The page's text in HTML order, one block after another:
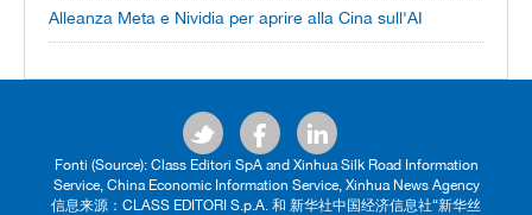
Alleanza Meta e Nividia per aprire alla Cina sull'AI
Fonti (Source): Class Editori SpA and Xinhua Silk Road Information
Service, China Economic Information Service, Xinhua News Agency
信息来源：CLASS EDITORI S.p.A. 和 新华社中国经济信息社“新华丝